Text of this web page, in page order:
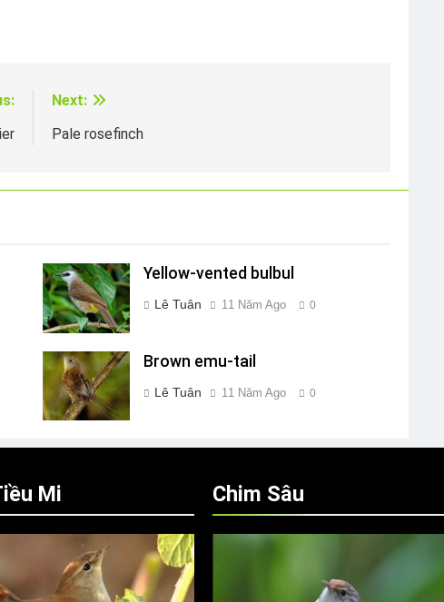
Next:
Pale rosefinch
Yellow-vented bulbul
Lê Tuân 11 Năm Ago 0
Brown emu-tail
Lê Tuân 11 Năm Ago 0
Mi Chim Sâu